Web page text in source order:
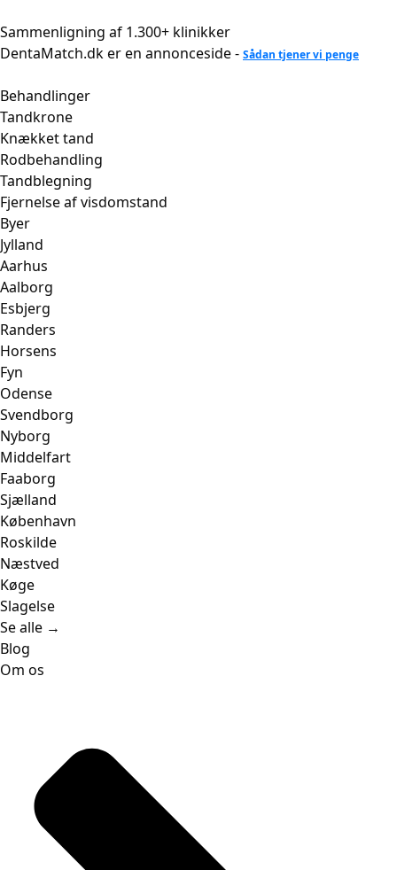
til
indhold
Sammenligning af 1.300+ klinikker
DentaMatch.dk er en annonceside - Sådan tjener vi penge
Behandlinger
Tandkrone
Knækket tand
Rodbehandling
Tandblegning
Fjernelse af visdomstand
Byer
Jylland
Aarhus
Aalborg
Esbjerg
Randers
Horsens
Fyn
Odense
Svendborg
Nyborg
Middelfart
Faaborg
Sjælland
København
Roskilde
Næstved
Køge
Slagelse
Se alle →
Blog
Om os